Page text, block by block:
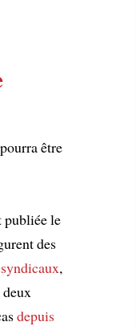
être
publiée le
des
,
depuis